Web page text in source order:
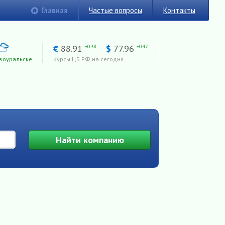
Главная Частые вопросы Контакты
€ 88.91 +0.38 $ 77.96 +0.47
Курсы ЦБ РФ на сегодня
Найтикомпанию